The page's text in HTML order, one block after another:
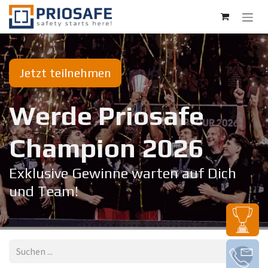
Zum Inhalt springen
Jetzt teilnehmen
Werde Priosafe
Champion 20​26
Exklusive Gewinne warten auf Dich
und Team!